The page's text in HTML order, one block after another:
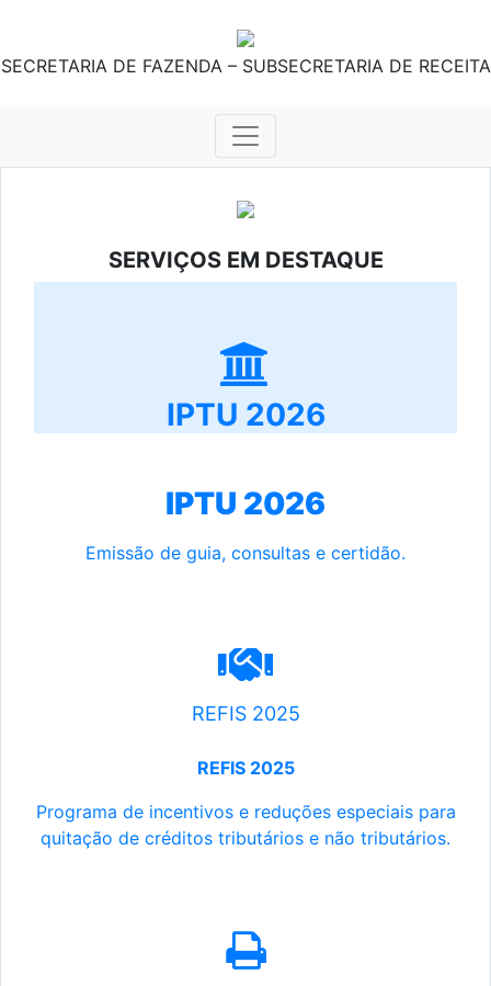
SECRETARIA DE FAZENDA – SUBSECRETARIA DE RECEITA
SERVIÇOS EM DESTAQUE
IPTU 2026
IPTU 2026
Emissão de guia, consultas e certidão.
REFIS 2025
REFIS 2025
Programa de incentivos e reduções especiais para
quitação de créditos tributários e não tributários.